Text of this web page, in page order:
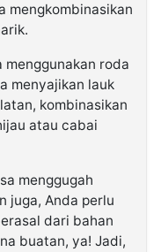
mengkombinasikan
menggunakan roda
menyajikan lauk
kombinasikan
atau cabai
menggugah
juga, Anda perlu
dari bahan
buatan, ya! Jadi,